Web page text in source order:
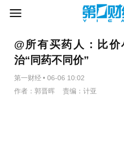
@所有买药人：比
治“同药不同价”
第一财经 • 06-06 10:02
作者：郭晋晖 责编：计亚